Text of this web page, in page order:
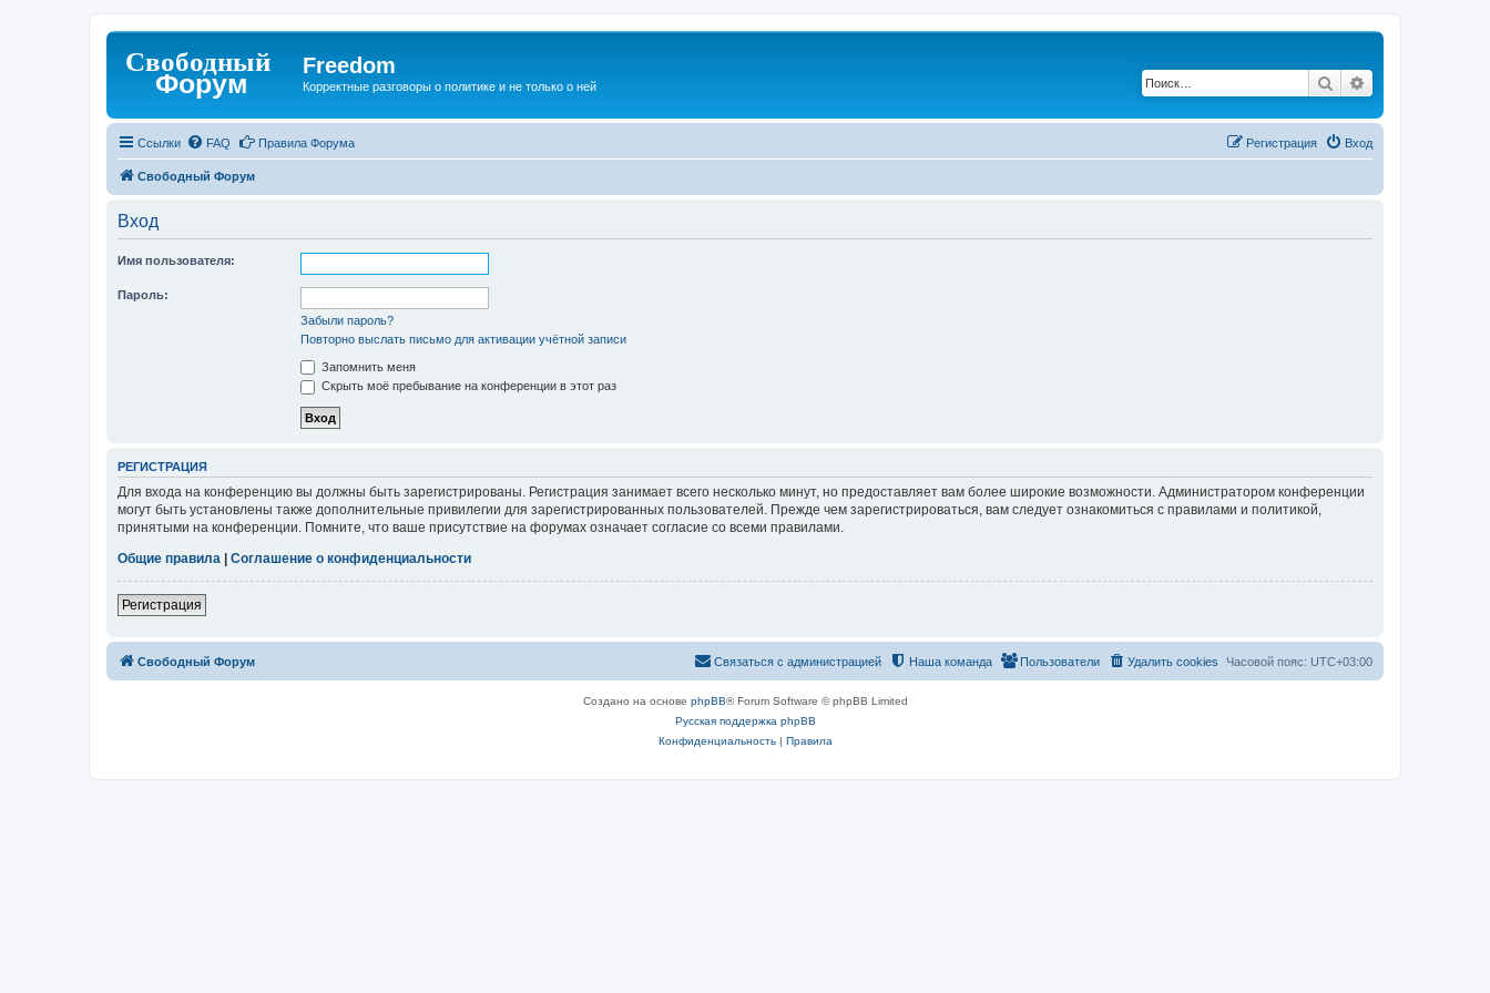
Freedom
Корректные разговоры о политике и не только о ней Поиск
Ссылки FAQ Правила Форума Вход
Регистрация
Свободный Форум
Вход
Имя пользователя:
Пароль:
Забыли пароль?
Повторно выслать письмо для активации учётной записи
Запомнить меня
Скрыть моё пребывание на конференции в этот раз
РЕГИСТРАЦИЯ
Для входа на конференцию вы должны быть зарегистрированы. Регистрация занимает всего несколько минут, но предоставляет вам более широкие возможности. Администратором конференции
могут быть установлены также дополнительные привилегии для зарегистрированных пользователей. Прежде чем зарегистрироваться, вам следует ознакомиться с правилами и политикой,
принятыми на конференции. Помните, что ваше присутствие на форумах означает согласие со всеми правилами.
Общие правила
Соглашение о конфиденциальности
Регистрация
Свободный Форум Часовой пояс: UTC+03:00
Удалить cookies
Пользователи
Наша команда
Связаться с администрацией
Создано на основе phpBB® Forum Software © phpBB Limited
Русская поддержка phpBB
Конфиденциальность| Правила